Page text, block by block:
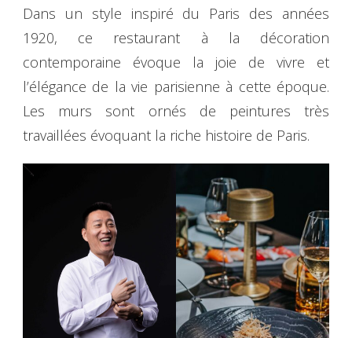
Dans un style inspiré du Paris des années
1920, ce restaurant à la décoration
contemporaine évoque la joie de vivre et
l’élégance de la vie parisienne à cette époque.
Les murs sont ornés de peintures très
travaillées évoquant la riche histoire de Paris.